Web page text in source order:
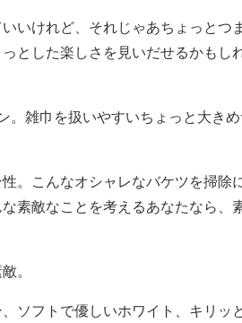
いけれど、それじゃあちょっとつ
とした楽しさを見いだせるかもし
。雑巾を扱いやすいちょっと大きめ
。こんなオシャレなバケツを掃除
素敵なことを考えるあなたなら、
。
ソフトで優しいホワイト、キリッ